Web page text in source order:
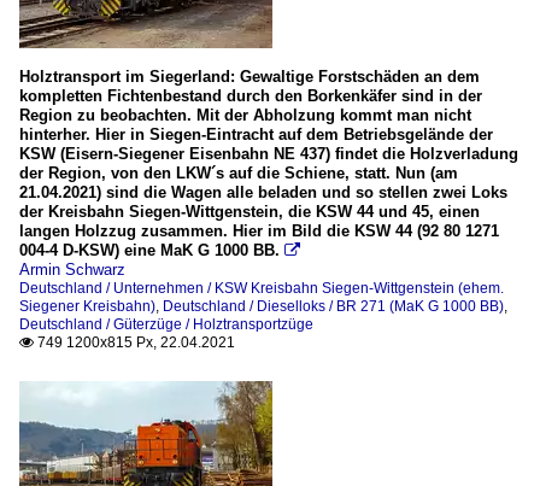
Holztransport im Siegerland: Gewaltige Forstschäden an dem
kompletten Fichtenbestand durch den Borkenkäfer sind in der
Region zu beobachten. Mit der Abholzung kommt man nicht
hinterher. Hier in Siegen-Eintracht auf dem Betriebsgelände der
KSW (Eisern-Siegener Eisenbahn NE 437) findet die Holzverladung
der Region, von den LKW´s auf die Schiene, statt. Nun (am
21.04.2021) sind die Wagen alle beladen und so stellen zwei Loks
der Kreisbahn Siegen-Wittgenstein, die KSW 44 und 45, einen
langen Holzzug zusammen. Hier im Bild die KSW 44 (92 80 1271
004-4 D-KSW) eine MaK G 1000 BB. 
Armin Schwarz
Deutschland / Unternehmen / KSW Kreisbahn Siegen-Wittgenstein (ehem.
Siegener Kreisbahn), Deutschland / Dieselloks / BR 271 (MaK G 1000 BB),
Deutschland / Güterzüge / Holztransportzüge
 749 1200x815 Px, 22.04.2021